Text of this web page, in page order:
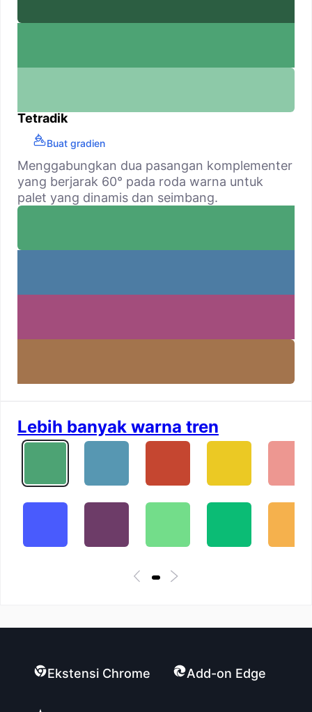
Tetradik
Buat gradien
Menggabungkan dua pasangan komplementer
yang berjarak 60° pada roda warna untuk
palet yang dinamis dan seimbang.
Lebih banyak warna tren
Ekstensi Chrome Add-on Edge